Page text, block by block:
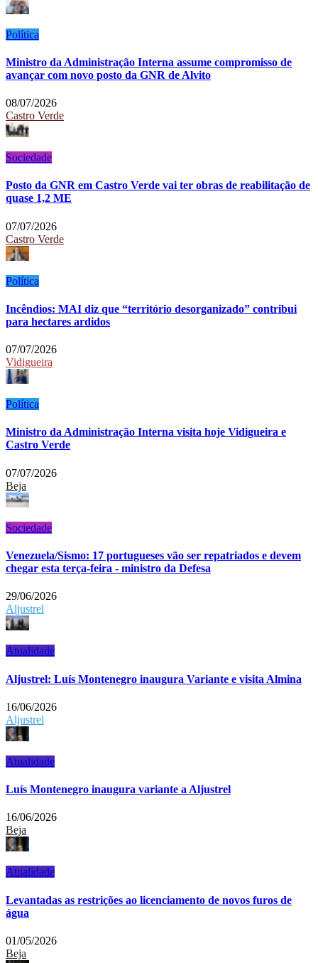
Política
Ministro da Administração Interna assume compromisso de
avançar com novo posto da GNR de Alvito
08/07/2026
Castro Verde
Sociedade
Posto da GNR em Castro Verde vai ter obras de reabilitação de
quase 1,2 ME
07/07/2026
Castro Verde
Política
Incêndios: MAI diz que “território desorganizado” contribui
para hectares ardidos
07/07/2026
Vidigueira
Política
Ministro da Administração Interna visita hoje Vidigueira e
Castro Verde
07/07/2026
Beja
Sociedade
Venezuela/Sismo: 17 portugueses vão ser repatriados e devem
chegar esta terça-feira - ministro da Defesa
29/06/2026
Aljustrel
Atualidade
Aljustrel: Luís Montenegro inaugura Variante e visita Almina
16/06/2026
Aljustrel
Atualidade
Luís Montenegro inaugura variante a Aljustrel
16/06/2026
Beja
Atualidade
Levantadas as restrições ao licenciamento de novos furos de
água
01/05/2026
Beja